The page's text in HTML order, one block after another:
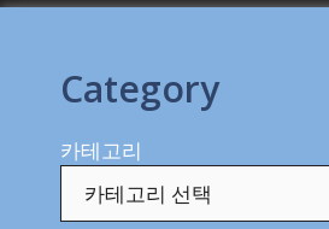
Category
카테고리